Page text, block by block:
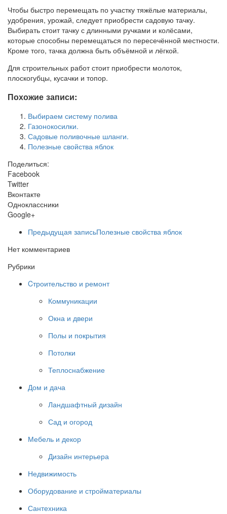
Чтобы быстро перемещать по участку тяжёлые материалы,
удобрения, урожай, следует приобрести садовую тачку.
Выбирать стоит тачку с длинными ручками и колёсами,
которые способны перемещаться по пересечённой местности.
Кроме того, тачка должна быть объёмной и лёгкой.
Для строительных работ стоит приобрести молоток,
плоскогубцы, кусачки и топор.
Похожие записи:
Выбираем систему полива
Газонокосилки.
Садовые поливочные шланги.
Полезные свойства яблок
Поделиться:
Facebook
Twitter
Вконтакте
Одноклассники
Google+
Предыдущая записьПолезные свойства яблок
Нет комментариев
Рубрики
Cтроительство и ремонт
Коммуникации
Окна и двери
Полы и покрытия
Потолки
Теплоснабжение
Дом и дача
Ландшафтный дизайн
Сад и огород
Мебель и декор
Дизайн интерьера
Недвижимость
Оборудование и стройматериалы
Сантехника